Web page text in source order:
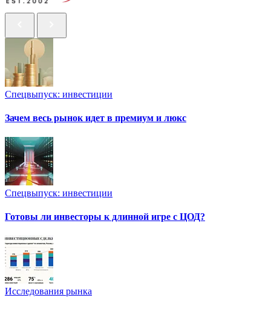
Спецвыпуск: инвестиции
Зачем весь рынок идет в премиум и люкс
Спецвыпуск: инвестиции
Готовы ли инвесторы к длинной игре с ЦОД?
Исследования рынка